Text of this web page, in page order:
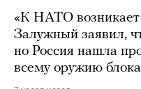
«К НАТО возникает
Залужный заявил,
но Россия нашла
всему оружию блока